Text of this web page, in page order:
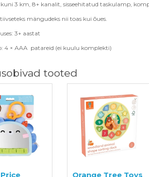
kuni 3 km, 8+ kanalit, sisseehitatud taskulamp,
mängudeks nii toas kui õues.
3+ aastat
4 × AAA patareid (ei kuulu komplekti)
tooted
Orange Tree Toys